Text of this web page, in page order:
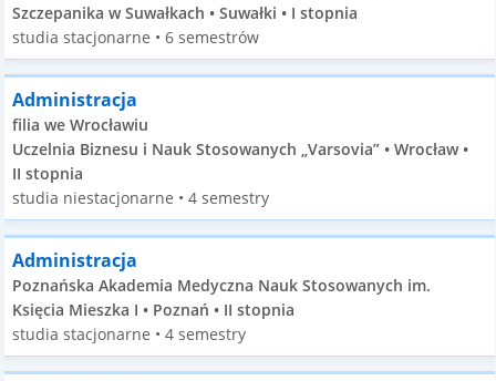
Szczepanika w Suwałkach • Suwałki • I stopnia
studia stacjonarne • 6 semestrów
Administracja
filia we Wrocławiu
Uczelnia Biznesu i Nauk Stosowanych „Varsovia” • Wrocław •
II stopnia
studia niestacjonarne • 4 semestry
Administracja
Poznańska Akademia Medyczna Nauk Stosowanych im.
Księcia Mieszka I • Poznań • II stopnia
studia stacjonarne • 4 semestry